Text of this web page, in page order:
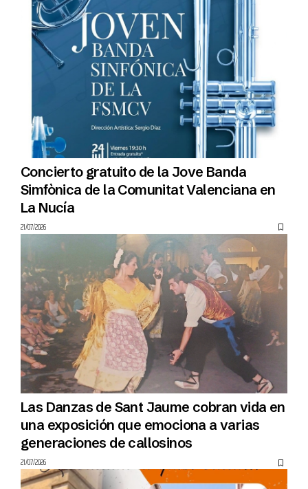
Concierto gratuito de la Jove Banda
Simfònica de la Comunitat Valenciana en
La Nucía
21/07/2026
Las Danzas de Sant Jaume cobran vida en
una exposición que emociona a varias
generaciones de callosinos
21/07/2026